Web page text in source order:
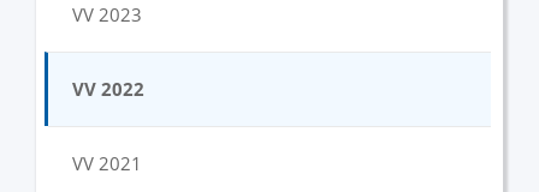
VV 2023
VV 2022
VV 2021